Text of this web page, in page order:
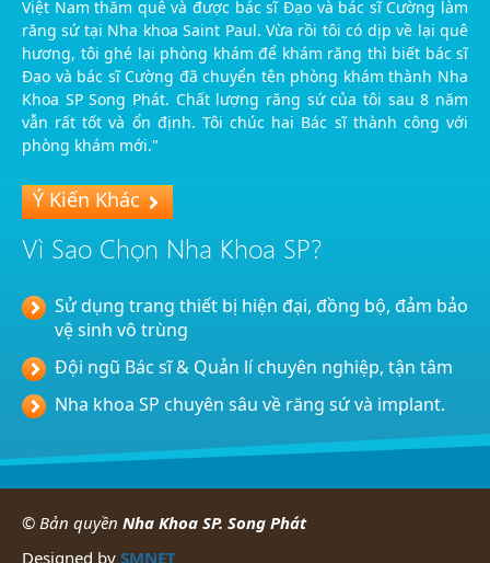
Việt Nam thăm quê và được bác sĩ Đạo và bác sĩ Cường làm
răng sứ tại Nha khoa Saint Paul. Vừa rồi tôi có dịp về lại quê
hương, tôi ghé lại phòng khám để khám răng thì biết bác sĩ
Đạo và bác sĩ Cường đã chuyển tên phòng khám thành Nha
Khoa SP Song Phát. Chất lượng răng sứ của tôi sau 8 năm
vẫn rất tốt và ổn định. Tôi chúc hai Bác sĩ thành công với
phòng khám mới."
Ý Kiến Khác
Vì Sao Chọn Nha Khoa SP?
Sử dụng trang thiết bị hiện đại, đồng bộ, đảm bảo
vệ sinh vô trùng
Đội ngũ Bác sĩ & Quản lí chuyên nghiệp, tận tâm
Nha khoa SP chuyên sâu về răng sứ và implant.
© Bản quyền Nha Khoa SP. Song Phát
Designed by SMNET